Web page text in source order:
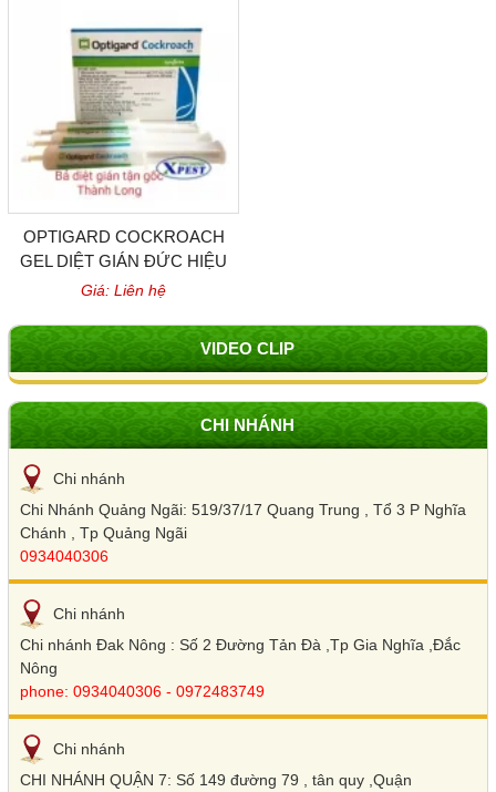
OPTIGARD COCKROACH
GEL DIỆT GIÁN ĐỨC HIỆU
QUẢ CỦA BỈ
Giá: Liên hệ
VIDEO CLIP
CHI NHÁNH
Chi nhánh
Chi Nhánh Quảng Ngãi: 519/37/17 Quang Trung , Tổ 3 P Nghĩa
Chánh , Tp Quảng Ngãi
0934040306
Chi nhánh
Chi nhánh Đak Nông : Số 2 Đường Tản Đà ,Tp Gia Nghĩa ,Đắc
Nông
phone: 0934040306 - 0972483749
Chi nhánh
CHI NHÁNH QUẬN 7: Số 149 đường 79 , tân quy ,Quận